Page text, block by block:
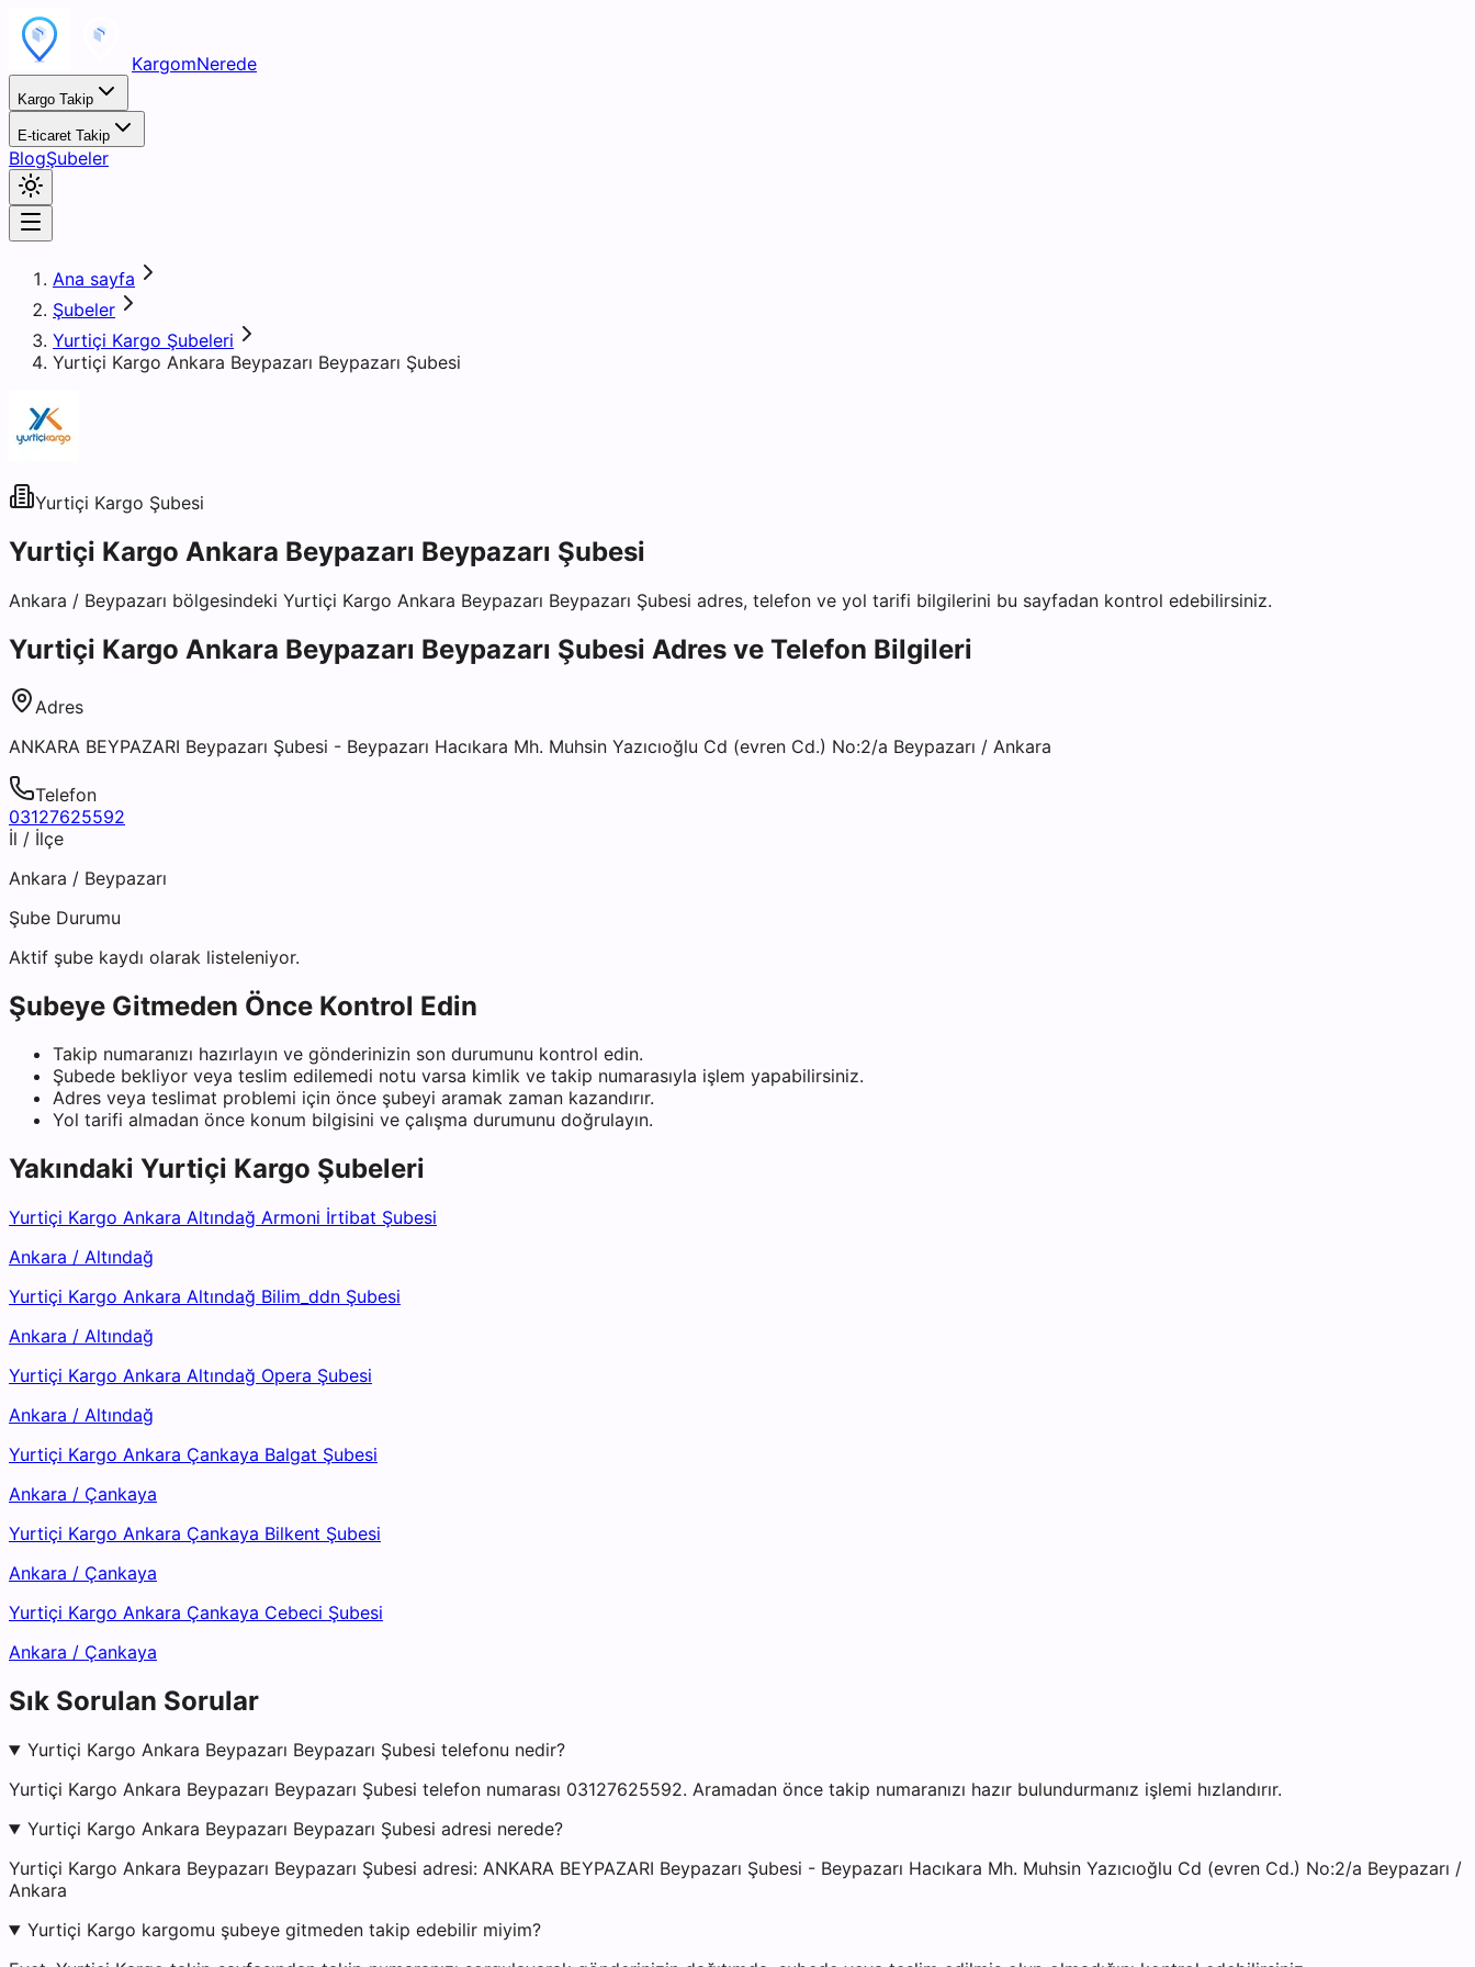
KargomNerede
Kargo Takip
E-ticaret Takip
BlogŞubeler
Ana sayfa
Şubeler
Yurtiçi Kargo Şubeleri
Yurtiçi Kargo Ankara Beypazarı Beypazarı Şubesi
Yurtiçi Kargo Şubesi
Yurtiçi Kargo Ankara Beypazarı Beypazarı Şubesi
Ankara / Beypazarı bölgesindeki Yurtiçi Kargo Ankara Beypazarı Beypazarı Şubesi adres, telefon ve yol tarifi bilgilerini bu sayfadan kontrol edebilirsiniz.
Yurtiçi Kargo Ankara Beypazarı Beypazarı Şubesi Adres ve Telefon Bilgileri
Adres
ANKARA BEYPAZARI Beypazarı Şubesi - Beypazarı Hacıkara Mh. Muhsin Yazıcıoğlu Cd (evren Cd.) No:2/a Beypazarı / Ankara
Telefon
03127625592
İl / İlçe
Ankara / Beypazarı
Şube Durumu
Aktif şube kaydı olarak listeleniyor.
Şubeye Gitmeden Önce Kontrol Edin
Takip numaranızı hazırlayın ve gönderinizin son durumunu kontrol edin.
Şubede bekliyor veya teslim edilemedi notu varsa kimlik ve takip numarasıyla işlem yapabilirsiniz.
Adres veya teslimat problemi için önce şubeyi aramak zaman kazandırır.
Yol tarifi almadan önce konum bilgisini ve çalışma durumunu doğrulayın.
Yakındaki Yurtiçi Kargo Şubeleri
Yurtiçi Kargo Ankara Altındağ Armoni İrtibat Şubesi
Ankara / Altındağ
Yurtiçi Kargo Ankara Altındağ Bilim_ddn Şubesi
Ankara / Altındağ
Yurtiçi Kargo Ankara Altındağ Opera Şubesi
Ankara / Altındağ
Yurtiçi Kargo Ankara Çankaya Balgat Şubesi
Ankara / Çankaya
Yurtiçi Kargo Ankara Çankaya Bilkent Şubesi
Ankara / Çankaya
Yurtiçi Kargo Ankara Çankaya Cebeci Şubesi
Ankara / Çankaya
Sık Sorulan Sorular
Yurtiçi Kargo Ankara Beypazarı Beypazarı Şubesi telefonu nedir?
Yurtiçi Kargo Ankara Beypazarı Beypazarı Şubesi telefon numarası 03127625592. Aramadan önce takip numaranızı hazır bulundurmanız işlemi hızlandırır.
Yurtiçi Kargo Ankara Beypazarı Beypazarı Şubesi adresi nerede?
Yurtiçi Kargo Ankara Beypazarı Beypazarı Şubesi adresi: ANKARA BEYPAZARI Beypazarı Şubesi - Beypazarı Hacıkara Mh. Muhsin Yazıcıoğlu Cd (evren Cd.) No:2/a Beypazarı /
Ankara
Yurtiçi Kargo kargomu şubeye gitmeden takip edebilir miyim?